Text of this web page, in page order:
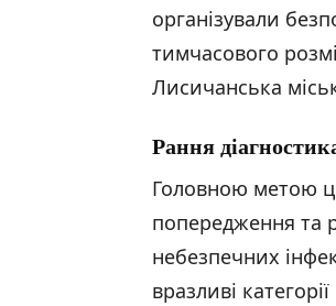
організували
тимчасового
Лисичанська
Рання
Головною метою
попередження та
небезпечних
вразливі